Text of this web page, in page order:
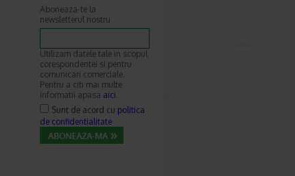
Aboneaza-te la
newsletterul nostru
Utilizam datele tale in scopul
corespondentei si pentru
comunicari comerciale.
Pentru a citi mai multe
informatii apasa aici.
Sunt de acord cu politica
de confidentialitate